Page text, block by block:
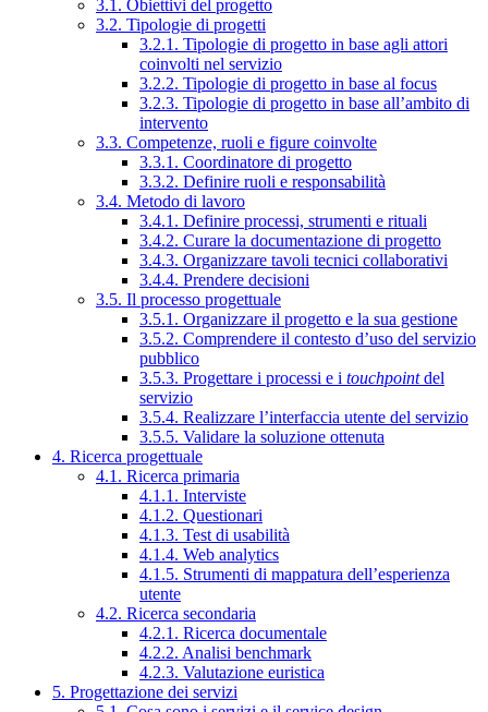
3.1. Obiettivi del progetto
3.2. Tipologie di progetti
3.2.1. Tipologie di progetto in base agli attori
coinvolti nel servizio
3.2.2. Tipologie di progetto in base al focus
3.2.3. Tipologie di progetto in base all’ambito di
intervento
3.3. Competenze, ruoli e figure coinvolte
3.3.1. Coordinatore di progetto
3.3.2. Definire ruoli e responsabilità
3.4. Metodo di lavoro
3.4.1. Definire processi, strumenti e rituali
3.4.2. Curare la documentazione di progetto
3.4.3. Organizzare tavoli tecnici collaborativi
3.4.4. Prendere decisioni
3.5. Il processo progettuale
3.5.1. Organizzare il progetto e la sua gestione
3.5.2. Comprendere il contesto d’uso del servizio
pubblico
3.5.3. Progettare i processi e i touchpointdel
servizio
3.5.4. Realizzare l’interfaccia utente del servizio
3.5.5. Validare la soluzione ottenuta
4. Ricerca progettuale
4.1. Ricerca primaria
4.1.1. Interviste
4.1.2. Questionari
4.1.3. Test di usabilità
4.1.4. Web analytics
4.1.5. Strumenti di mappatura dell’esperienza
utente
4.2. Ricerca secondaria
4.2.1. Ricerca documentale
4.2.2. Analisi benchmark
4.2.3. Valutazione euristica
5. Progettazione dei servizi